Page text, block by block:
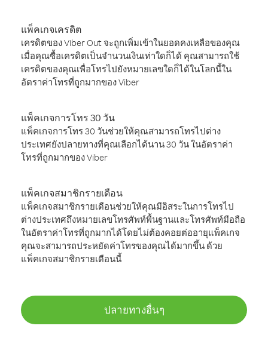
แพ็คเกจเครดิต
เครดิตของ Viber Out จะถูกเพิ่มเข้าในยอดคงเหลือของคุณ
เมื่อคุณซื้อเครดิตเป็นจำนวนเงินเท่าใดก็ได้ คุณสามารถใช้
เครดิตของคุณเพื่อโทรไปยังหมายเลขใดก็ได้ในโลกนี้ใน
อัตราค่าโทรที่ถูกมากของ Viber
แพ็คเกจการโทร 30 วัน
แพ็คเกจการโทร 30 วันช่วยให้คุณสามารถโทรไปต่าง
ประเทศยังปลายทางที่คุณเลือกได้นาน 30 วัน ในอัตราค่า
โทรที่ถูกมากของ Viber
แพ็คเกจสมาชิกรายเดือน
แพ็คเกจสมาชิกรายเดือนช่วยให้คุณมีอิสระในการโทรไป
ต่างประเทศถึงหมายเลขโทรศัพท์พื้นฐานและโทรศัพท์มือถือ
ในอัตราค่าโทรที่ถูกมากได้โดยไม่ต้องคอยต่ออายุแพ็คเกจ
คุณจะสามารถประหยัดค่าโทรของคุณได้มากขึ้น ด้วย
แพ็คเกจสมาชิกรายเดือนนี้
ปลายทางอื่นๆ